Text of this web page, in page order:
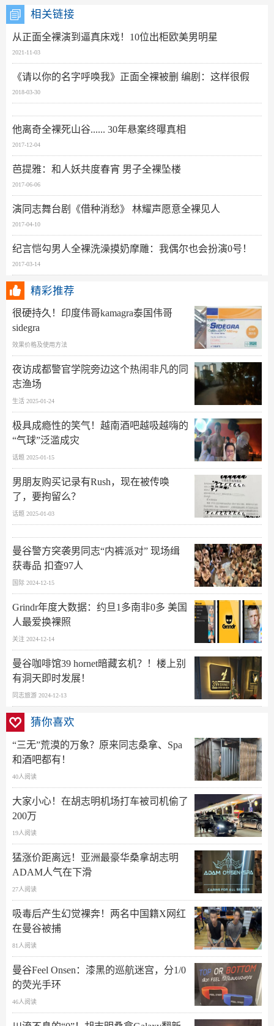
相关链接
从正面全裸演到逼真床戏！10位出柜欧美男明星
2021-11-03
《请以你的名字呼唤我》正面全裸被删 编剧：这样很假
2018-03-30
他离奇全裸死山谷...... 30年悬案终曝真相
2017-12-04
芭提雅：和人妖共度春宵 男子全裸坠楼
2017-06-06
演同志舞台剧《借种消愁》 林耀声愿意全裸见人
2017-04-10
纪言恺勾男人全裸洗澡摸奶摩雕：我偶尔也会扮演0号！
2017-03-14
精彩推荐
很硬持久！印度伟哥kamagra泰国伟哥
sidegra
效果价格及使用方法
夜访成都警官学院旁边这个热闹非凡的同
志渔场
生活 2025-01-24
极具成瘾性的笑气！越南酒吧越吸越嗨的
“气球”泛滥成灾
话题 2025-01-15
男朋友购买记录有Rush，现在被传唤
了，要拘留么？
话题 2025-01-03
曼谷警方突袭男同志“内裤派对” 现场缉
获毒品 扣查97人
国际 2024-12-15
Grindr年度大数据：约旦1多南非0多 美国
人最爱换裸照
关注 2024-12-14
曼谷咖啡馆39 hornet暗藏玄机？！楼上别
有洞天即时发展！
同志旅游 2024-12-13
猜你喜欢
“三无”荒漠的万象？原来同志桑拿、Spa
和酒吧都有！
40人阅读
大家小心！在胡志明机场打车被司机偷了
200万
19人阅读
猛涨价距离远！亚洲最豪华桑拿胡志明
ADAM人气在下滑
27人阅读
吸毒后产生幻觉裸奔！两名中国籍X网红
在曼谷被捕
81人阅读
曼谷Feel Onsen：漆黑的巡航迷宫，分1/0
的荧光手环
46人阅读